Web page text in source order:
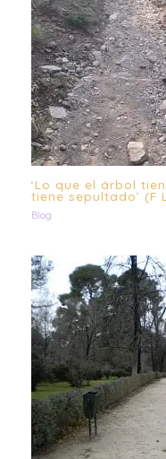
‘Lo que el árbol
tiene sepultado’ (F
Blog